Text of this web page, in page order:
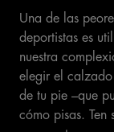
Una de las
deportistas es
nuestra
elegir el
de tu pie –que
cómo pisas. Ten